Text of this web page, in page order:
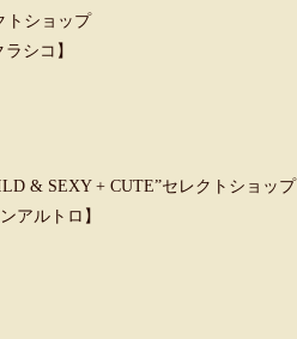
トショップ
シコ】
& SEXY + CUTE”セレクトショップ
アルトロ】